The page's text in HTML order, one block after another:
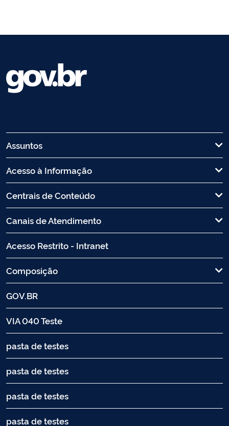
Assuntos
Acesso à Informação
Centrais de Conteúdo
Canais de Atendimento
Acesso Restrito - Intranet
Composição
GOV.BR
VIA 040 Teste
pasta de testes
pasta de testes
pasta de testes
pasta de testes